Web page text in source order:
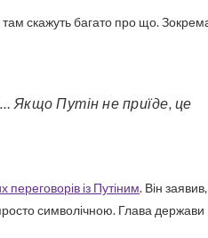
скажуть багато про що.
переговорів із Путіним. Він
символічною. Глава держави